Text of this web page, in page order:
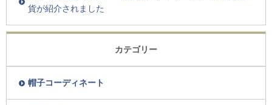
貨が紹介されました
カテゴリー
帽子コーディネート